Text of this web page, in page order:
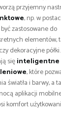
przyjemny
, np. w
zastosowane do
elementów,
dekoracyjne
sięinteligentne
, które
światła i barwy, a
aplikacji
komfort